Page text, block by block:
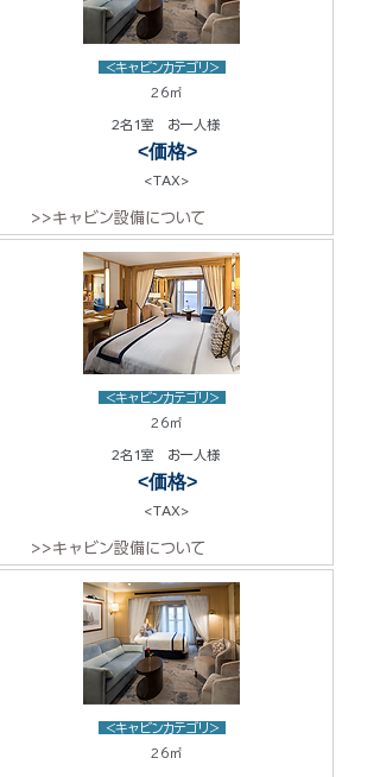
<キャビンカテゴリ>
26㎡
2名1室 お一人様
<価格>
<TAX>
>>キャビン設備について
<キャビンカテゴリ>
26㎡
2名1室 お一人様
<価格>
<TAX>
>>キャビン設備について
<キャビンカテゴリ>
26㎡